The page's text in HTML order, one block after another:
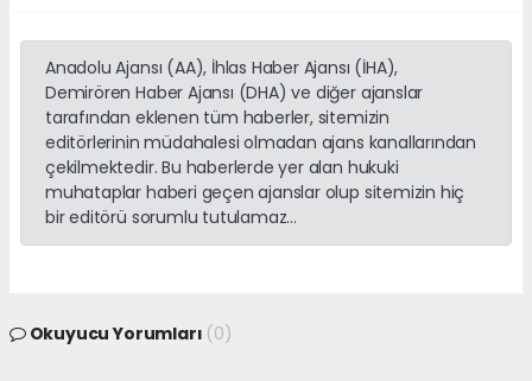
Anadolu Ajansı (AA), İhlas Haber Ajansı (İHA),
Demirören Haber Ajansı (DHA) ve diğer ajanslar
tarafından eklenen tüm haberler, sitemizin
editörlerinin müdahalesi olmadan ajans kanallarından
çekilmektedir. Bu haberlerde yer alan hukuki
muhataplar haberi geçen ajanslar olup sitemizin hiç
bir editörü sorumlu tutulamaz...
Okuyucu Yorumları (0)